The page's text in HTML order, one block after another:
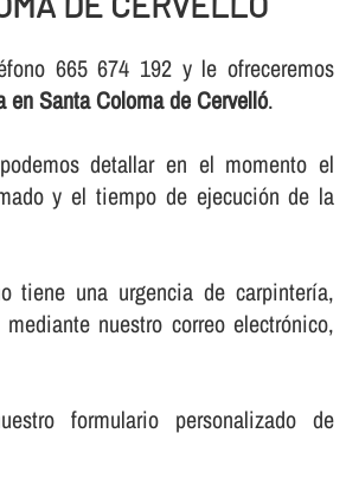
665 674 192 y le ofreceremos
en Santa Coloma de Cervelló.
detallar en el momento el
y el tiempo de ejecución de la
tiene una urgencia de carpinterí­a,
nuestro correo electrónico,
formulario personalizado de